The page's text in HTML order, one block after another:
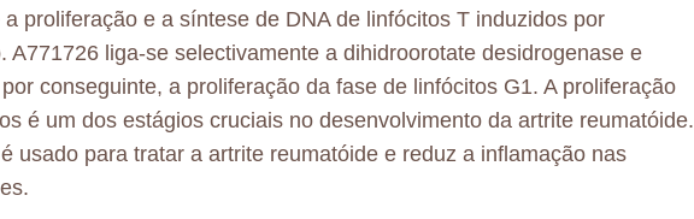
proliferação e a síntese de DNA de linfócitos T induzidos por
A771726 liga-se selectivamente a dihidroorotate desidrogenase e
conseguinte, a proliferação da fase de linfócitos G1. A proliferação
é um dos estágios cruciais no desenvolvimento da artrite reumatóide.
usado para tratar a artrite reumatóide e reduz a inflamação nas